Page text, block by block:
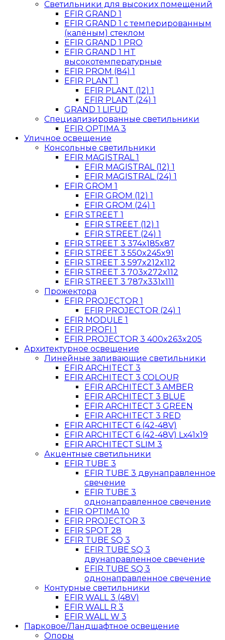
Светильники для высоких помещений
EFIR GRAND 1
EFIR GRAND 1 с темперированным
(калёным) стеклом
EFIR GRAND 1 PRO
EFIR GRAND 1 HT
высокотемпературные
EFIR PROM (84) 1
EFIR PLANT 1
EFIR PLANT (12) 1
EFIR PLANT (24) 1
GRAND 1 LIFUD
Специализированные светильники
EFIR OPTIMA 3
Уличное освещение
Консольные светильники
EFIR MAGISTRAL 1
EFIR MAGISTRAL (12) 1
EFIR MAGISTRAL (24) 1
EFIR GROM 1
EFIR GROM (12) 1
EFIR GROM (24) 1
EFIR STREET 1
EFIR STREET (12) 1
EFIR STREET (24) 1
EFIR STREET 3 374x185x87
EFIR STREET 3 550x245x91
EFIR STREET 3 597x212x112
EFIR STREET 3 703x272x112
EFIR STREET 3 787x331x111
Прожектора
EFIR PROJECTOR 1
EFIR PROJECTOR (24) 1
EFIR MODULE 1
EFIR PROFI 1
EFIR PROJECTOR 3 400x263x205
Архитектурное освещение
Линейные заливающие светильники
EFIR ARCHITECT 3
EFIR ARCHITECT 3 COLOUR
EFIR ARCHITECT 3 AMBER
EFIR ARCHITECT 3 BLUE
EFIR ARCHITECT 3 GREEN
EFIR ARCHITECT 3 RED
EFIR ARCHITECT 6 (42-48V)
EFIR ARCHITECT 6 (42-48V) Lx41x19
EFIR ARCHITECT SLIM 3
Акцентные светильники
EFIR TUBE 3
EFIR TUBE 3 двунаправленное
свечение
EFIR TUBE 3
однонаправленное свечение
EFIR OPTIMA 10
EFIR PROJECTOR 3
EFIR SPOT 28
EFIR TUBE SQ 3
EFIR TUBE SQ 3
двунаправленное свечение
EFIR TUBE SQ 3
однонаправленное свечение
Контурные светильники
EFIR WALL 3 (48V)
EFIR WALL R 3
EFIR WALL W 3
Парковое/Ландшафтное освещение
Опоры